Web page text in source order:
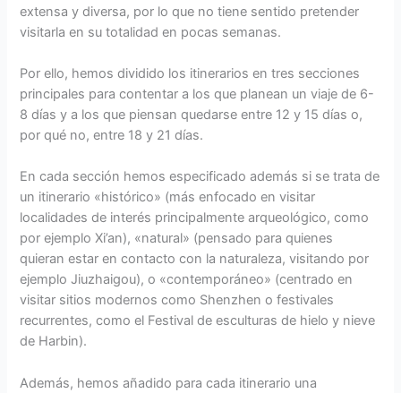
extensa y diversa, por lo que no tiene sentido pretender
visitarla en su totalidad en pocas semanas.
Por ello, hemos dividido los itinerarios en tres secciones
principales para contentar a los que planean un viaje de 6-
8 días y a los que piensan quedarse entre 12 y 15 días o,
por qué no, entre 18 y 21 días.
En cada sección hemos especificado además si se trata de
un itinerario «histórico» (más enfocado en visitar
localidades de interés principalmente arqueológico, como
por ejemplo Xi’an), «natural» (pensado para quienes
quieran estar en contacto con la naturaleza, visitando por
ejemplo Jiuzhaigou), o «contemporáneo» (centrado en
visitar sitios modernos como Shenzhen o festivales
recurrentes, como el Festival de esculturas de hielo y nieve
de Harbin).
Además, hemos añadido para cada itinerario una